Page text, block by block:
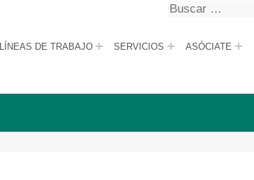
LÍNEAS DE TRABAJO SERVICIOS ASÓCIATE
Buscar